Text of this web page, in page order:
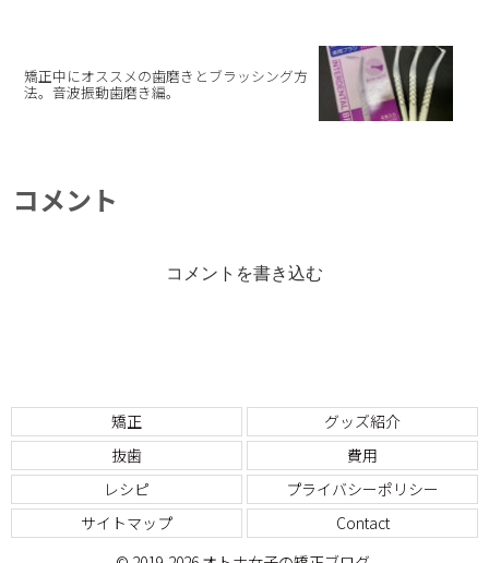
矯正中にオススメの歯磨きとブラッシング方
法。音波振動歯磨き編。
コメント
コメントを書き込む
矯正
グッズ紹介
抜歯
費用
レシピ
プライバシーポリシー
サイトマップ
Contact